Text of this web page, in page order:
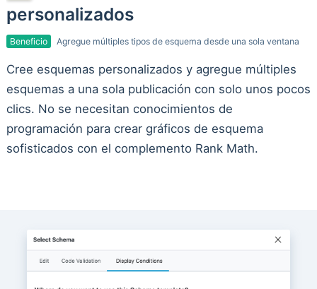
personalizados
Beneficio Agregue múltiples tipos de esquema desde una sola ventana
Cree esquemas personalizados y agregue múltiples
esquemas a una sola publicación con solo unos pocos
clics. No se necesitan conocimientos de
programación para crear gráficos de esquema
sofisticados con el complemento Rank Math.